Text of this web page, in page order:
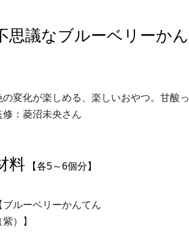
思議なブルーベリーか
の変化が楽しめる、楽しいおやつ。甘酸
修：菱沼未央さん
料 【各5～6個分】
ブルーベリーかんてん
紫）】
ひとさじのときめき時間
おきらくだ 1歳半から
がんばらない平日ごはん
主菜 副菜
常備菜・作りおき お
コトコト
yumyumいっしょごはん
乾物屋さん